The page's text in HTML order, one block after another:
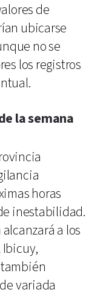
de
ubicarse
no se
los registros
la semana
horas
inestabilidad.
a los
variada